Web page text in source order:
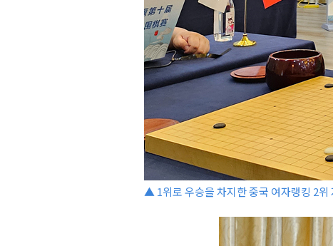
▲ 1위로 우승을 차지한 중국 여자랭킹 2위